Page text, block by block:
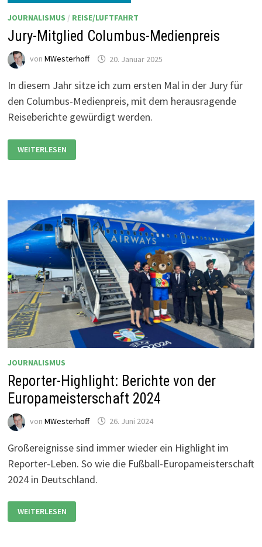
JOURNALISMUS / REISE/LUFTFAHRT
Jury-Mitglied Columbus-Medienpreis
von MWesterhoff 20. Januar 2025
In diesem Jahr sitze ich zum ersten Mal in der Jury für
den Columbus-Medienpreis, mit dem herausragende
Reiseberichte gewürdigt werden.
MITGLIED
COLUMBUS-
WEITERLESEN
JOURNALISMUS
Reporter-Highlight: Berichte von der
Europameisterschaft 2024
von MWesterhoff 26. Juni 2024
Großereignisse sind immer wieder ein Highlight im
Reporter-Leben. So wie die Fußball-Europameisterschaft
2024 in Deutschland.
REPORTER-
HIGHLIGHT:
BERICHTE
WEITERLESEN